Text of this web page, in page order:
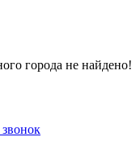
города не найдено!
звонок